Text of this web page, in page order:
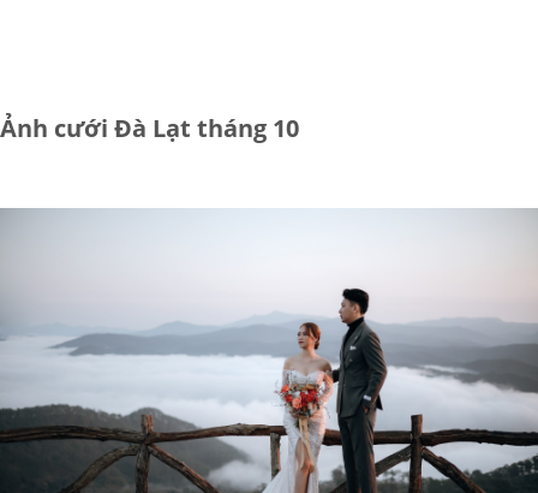
Ảnh cưới Đà Lạt tháng 10